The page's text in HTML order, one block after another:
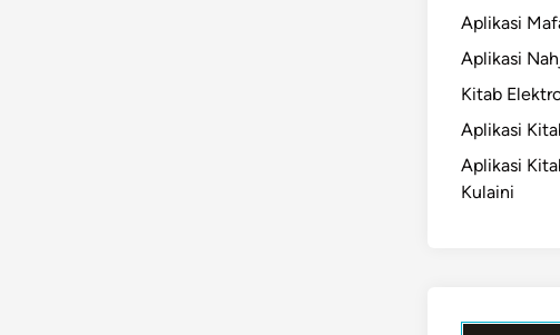
Aplikasi
Aplikasi
Kitab
Aplikasi
Aplikasi
Kulaini